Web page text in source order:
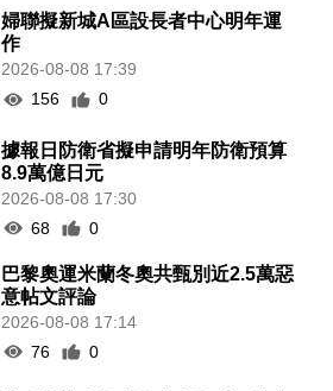
婦聯擬新城A區設長者中心明年運
作
2026-08-08 17:39
156
0
據報日防衛省擬申請明年防衛預算
8.9萬億日元
2026-08-08 17:30
68
0
巴黎奧運米蘭冬奧共甄別近2.5萬惡
意帖文評論
2026-08-08 17:14
76
0